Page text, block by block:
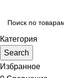
Категория
Search
Избранное